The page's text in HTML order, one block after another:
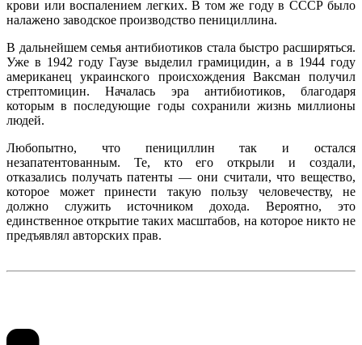
крови или воспалением легких. В том же году в СССР было
налажено заводское производство пенициллина.
В дальнейшем семья антибиотиков стала быстро расширяться.
Уже в 1942 году Гаузе выделил грамицидин, а в 1944 году
американец украинского происхождения Ваксман получил
стрептомицин. Началась эра антибиотиков, благодаря
которым в последующие годы сохранили жизнь миллионы
людей.
Любопытно, что пенициллин так и остался
незапатентованным. Те, кто его открыли и создали,
отказались получать патенты — они считали, что вещество,
которое может принести такую пользу человечеству, не
должно служить источником дохода. Вероятно, это
единственное открытие таких масштабов, на которое никто не
предъявлял авторских прав.